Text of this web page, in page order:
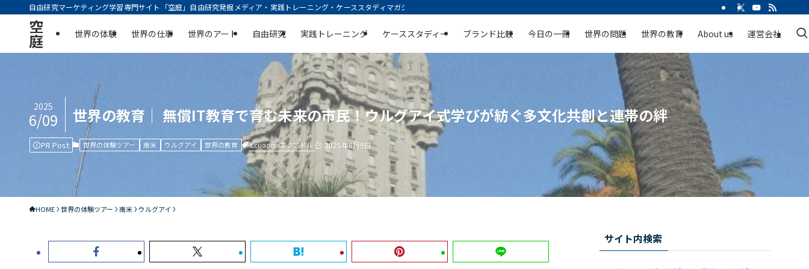
自由研究マーケティング学習専門サイト「空庭」自由研究発掘メディア・実践トレーニング・ケーススタディマガジン | 空庭
空
庭 世界の体験 世界の仕事 世界のアート 自由研究 実践トレーニング ケーススタディー ブランド比較 今日の一冊 世界の問題 世界の教育 About us 運営会社
世界の教育｜ 無償IT教育で育む未来の市民！ウルグアイ式学びが紡ぐ多文化共創と連帯の絆
2025
6/09
PR Post 世界の体験ツアー 南米 ウルグアイ 世界の教育 Ecuador エクアドル 2025年6月9日
HOME 世界の体験ツアー 南米 ウルグアイ
サイト内検索